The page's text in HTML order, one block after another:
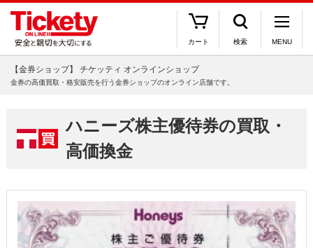
カート 検索 MENU
【金券ショップ】 チケッティ オンラインショップ
金券の高価買取・格安販売を行う金券ショップのオンライン店舗です。
ハニーズ株主優待券の買取・
高価換金